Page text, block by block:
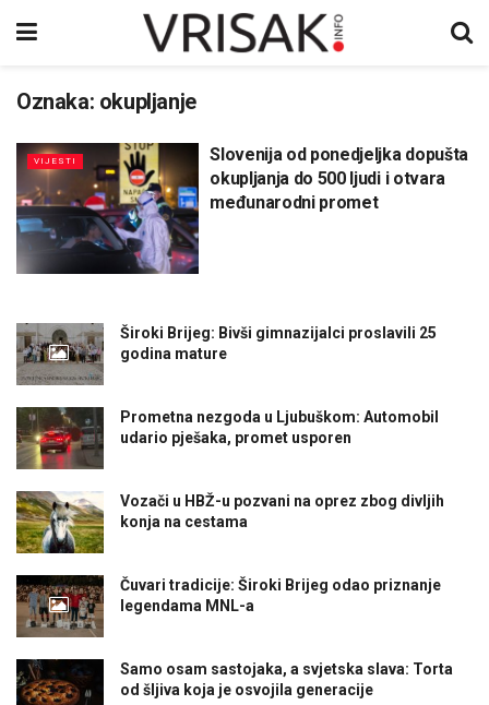
Oznaka: okupljanje
VIJESTI
Slovenija od ponedjeljka dopušta
okupljanja do 500 ljudi i otvara
međunarodni promet
Široki Brijeg: Bivši gimnazijalci proslavili 25
godina mature
Prometna nezgoda u Ljubuškom: Automobil
udario pješaka, promet usporen
Vozači u HBŽ-u pozvani na oprez zbog divljih
konja na cestama
Čuvari tradicije: Široki Brijeg odao priznanje
legendama MNL-a
Samo osam sastojaka, a svjetska slava: Torta
od šljiva koja je osvojila generacije